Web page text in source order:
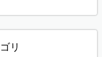
リ